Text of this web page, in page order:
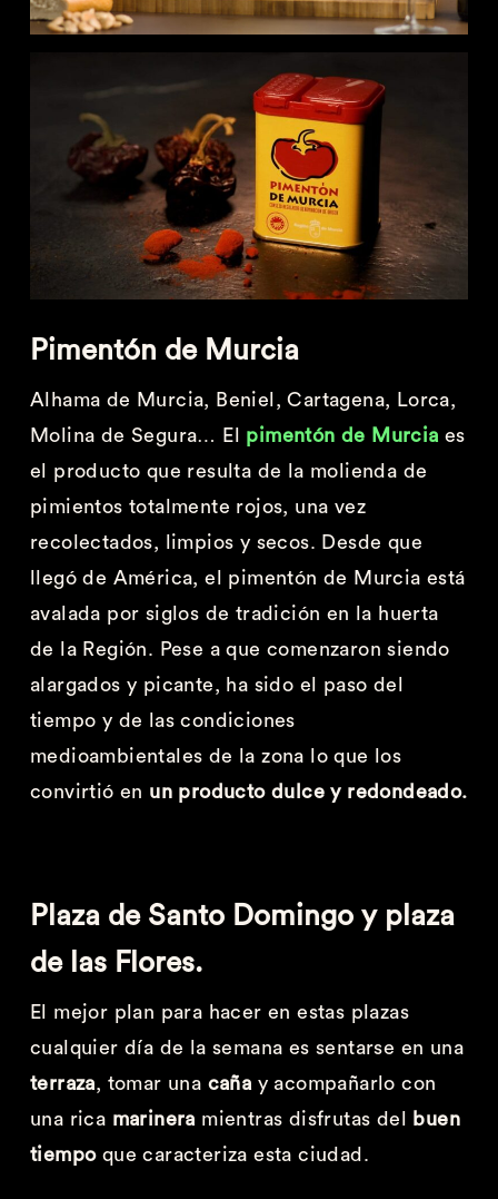
Pimentón de Murcia
Alhama de Murcia, Beniel, Cartagena, Lorca,
Molina de Segura… El pimentón de Murcia es
el producto que resulta de la molienda de
pimientos totalmente rojos, una vez
recolectados, limpios y secos. Desde que
llegó de América, el pimentón de Murcia está
avalada por siglos de tradición en la huerta
de la Región. Pese a que comenzaron siendo
alargados y picante, ha sido el paso del
tiempo y de las condiciones
medioambientales de la zona lo que los
convirtió en un producto dulce y redondeado.
Plaza de Santo Domingo y plaza
de las Flores.
El mejor plan para hacer en estas plazas
cualquier día de la semana es sentarse en una
terraza , tomar una caña y acompañarlo con
una rica marinera mientras disfrutas del
buen
tiempoque caracteriza esta ciudad.